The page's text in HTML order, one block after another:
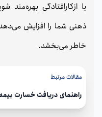
یا ازکارافتادگی بهره‌مند
ذهنی شما را افزایش
خاطر می‌بخشد.
مقالات مرتبط
راهنمای دریافت خسارت